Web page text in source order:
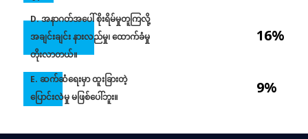
16%
9%
D. အနာဂတ်အပေါ် စိုးရိမ်မှုတူကြလို့
အချင်းချင်း နားလည်မှု၊ ထောက်ခံမှု
တိုးလာတယ်။
E. ဆက်ဆံရေးမှာ ထူးခြားတဲ့
ပြောင်းလဲမှု မဖြစ်ပေါ်ဘူး။